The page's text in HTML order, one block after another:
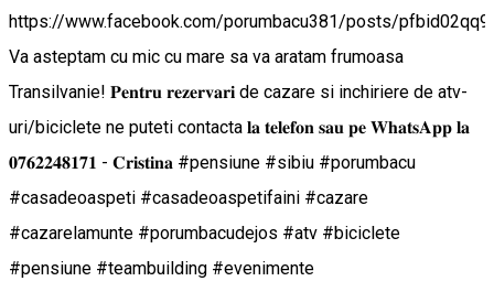
https://www.facebook.com/porumbacu381/posts/
Va asteptam cu mic cu mare sa va aratam frumoasa
Transilvanie! 𝐏𝐞𝐧𝐭𝐫𝐮 𝐫𝐞𝐳𝐞𝐫𝐯𝐚𝐫𝐢 de cazare si inchiriere de atv-
uri/biciclete ne puteti contacta 𝐥𝐚 𝐭𝐞𝐥𝐞𝐟𝐨𝐧 𝐬𝐚𝐮 𝐩𝐞 𝐖𝐡𝐚𝐭𝐬𝐀𝐩𝐩 𝐥𝐚
𝟎𝟕𝟔𝟐𝟐𝟒𝟖𝟏𝟕𝟏 - 𝐂𝐫𝐢𝐬𝐭𝐢𝐧𝐚 #pensiune #sibiu #porumbacu
#casadeoaspeti #casadeoaspetifaini #cazare
#cazarelamunte #porumbacudejos #atv #biciclete
#pensiune #teambuilding #evenimente